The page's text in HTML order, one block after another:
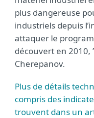
plus dangereuse
industriels depuis
attaquer le
découvert en 2010,
Cherepanov.
Plus de détails
compris des
trouvent dans un